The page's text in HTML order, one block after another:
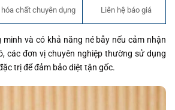
hóa chất chuyên dụng Liên hệ báo giá
và có khả năng né bẫy nếu cảm nhận
các đơn vị chuyên nghiệp thường sử dụng
trị để đảm bảo diệt tận gốc.